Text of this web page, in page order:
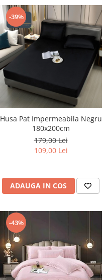
-39%
Husa Pat Impermeabila Negru
180x200cm
179,00 Lei
109,00 Lei
ADAUGA IN COS
-43%